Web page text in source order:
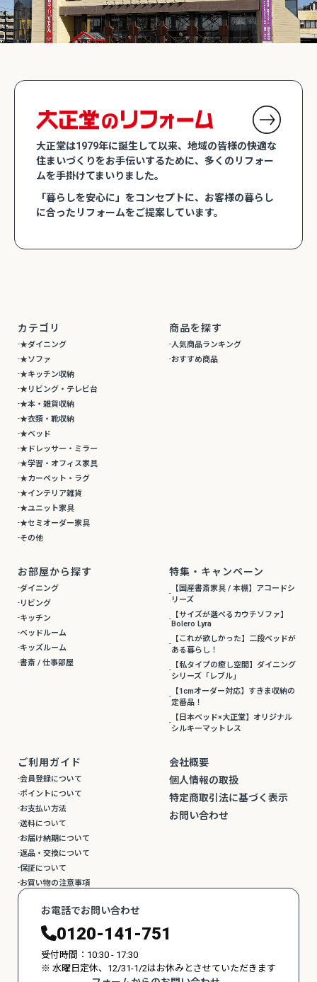
大正堂は1979年に誕生して以来、地域の皆様の快適な
住まいづくりをお手伝いするために、多くのリフォー
ムを手掛けてまいりました。
「暮らしを安心に」をコンセプトに、お客様の暮らし
に合ったリフォームをご提案しています。
カテゴリ
★ダイニング
★ソファ
★キッチン収納
★リビング・テレビ台
★本・雑貨収納
★衣類・靴収納
★ベッド
★ドレッサー・ミラー
★学習・オフィス家具
★カーペット・ラグ
★インテリア雑貨
★ユニット家具
★セミオーダー家具
その他
商品を探す
人気商品ランキング
おすすめ商品
お部屋から探す
ダイニング
リビング
キッチン
ベッドルーム
キッズルーム
書斎 / 仕事部屋
特集・キャンペーン
【国産書斎家具 / 本棚】アコードシ
リーズ
【サイズが選べるカウチソファ】
Bolero Lyra
【これが欲しかった】二段ベッドが
ある暮らし！
【私タイプの癒し空間】ダイニング
シリーズ「レブル」
【1cmオーダー対応】すきま収納の
定番品！
【日本ベッド×大正堂】オリジナル
シルキーマットレス
ご利用ガイド
会員登録について
ポイントについて
お支払い方法
送料について
お届け納期について
返品・交換について
保証について
お買い物の注意事項
会社概要
個人情報の取扱
特定商取引法に基づく表示
お問い合わせ
お電話でお問い合わせ
0120-141-751
受付時間：10:30 - 17:30
※ 水曜日定休、12/31-1/2はお休みとさせていただきます